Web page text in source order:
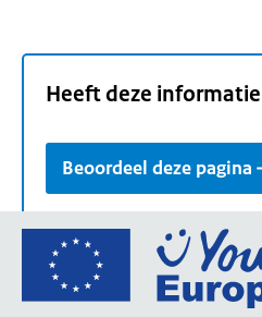
Heeft deze
Beoordeel deze pagina